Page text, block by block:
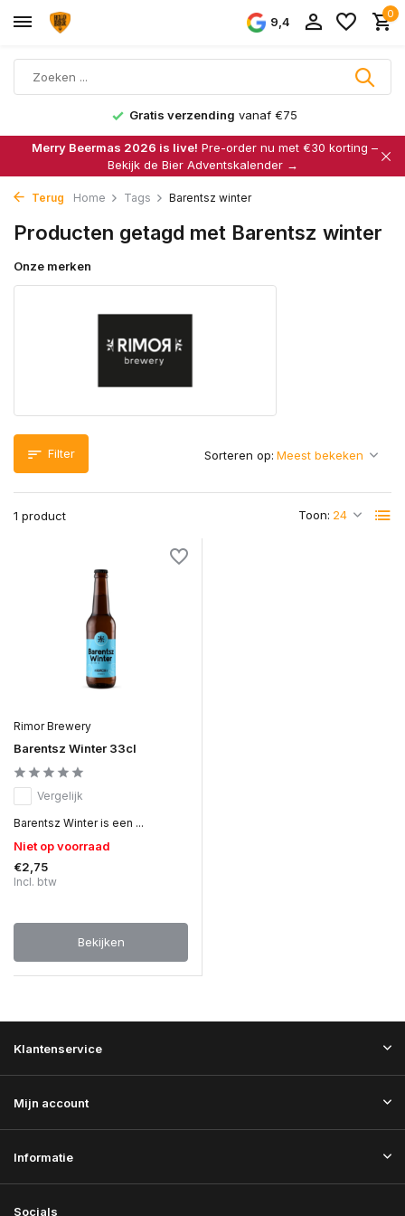
9,4
0
Gratis verzending vanaf €75
Merry Beermas 2026 is live! Pre-order nu met €30 korting –
Bekijk de Bier Adventskalender →
Terug Home Tags Barentsz winter
Producten getagd met Barentsz winter
Onze merken
Filter
1 product Toon:
Sorteren op:
Rimor Brewery
Barentsz Winter 33cl
Vergelijk
Barentsz Winter is een ...
Niet op voorraad
€2,75
Incl. btw
Bekijken
Klantenservice
Mijn account
Informatie
Socials